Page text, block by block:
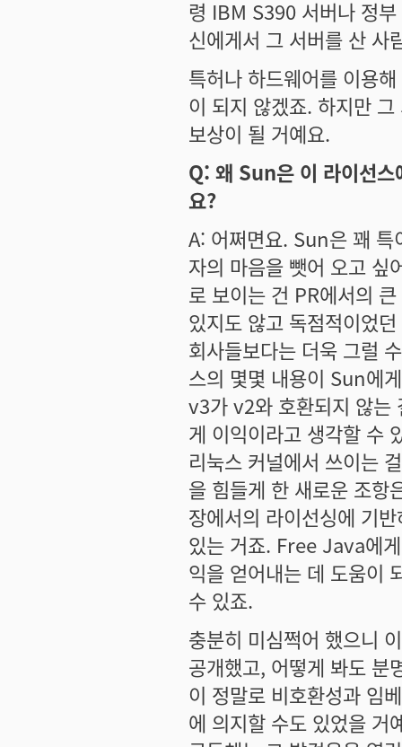
령 IBM S390 서버나 정
신에게서 그 서버를 산 사
특허나 하드웨어를 이용
이 되지 않겠죠. 하지만
보상이 될 거예요.
Q: 왜 Sun은 이 라이선스
요?
A: 어쩌면요. Sun은 꽤 특
자의 마음을 뺏어 오고 싶
로 보이는 건 PR에서의
있지도 않고 독점적이었
회사들보다는 더욱 그럴
스의 몇몇 내용이 Sun에
v3가 v2와 호환되지 않는
게 이익이라고 생각할 수
리눅스 커널에서 쓰이는
을 힘들게 한 새로운 조항
장에서의 라이선싱에 기
있는 거죠. Free Java에
익을 얻어내는 데 도움이
수 있죠.
충분히 미심쩍어 했으니
공개했고, 어떻게 봐도 분
이 정말로 비호환성과 임
에 의지할 수도 있었을 거